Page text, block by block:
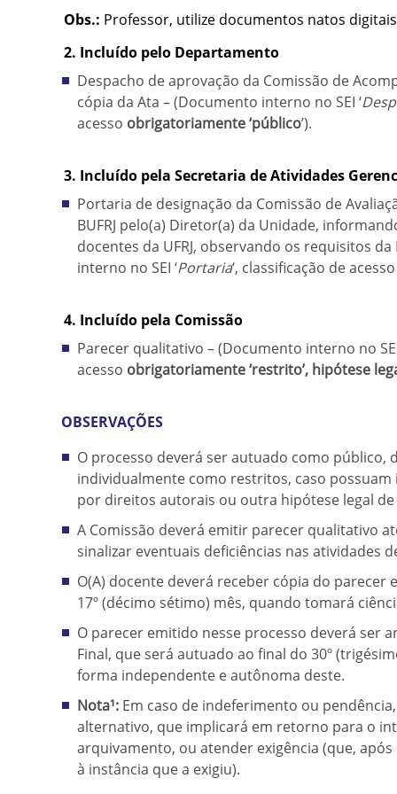
Obs.: Professor, utilize documentos natos
2. Incluído pelo Departamento
Despacho de aprovação da Comissão de
cópia da Ata – (Documento interno no SEI ‘
acesso obrigatoriamente ‘público’).
3. Incluído pela Secretaria de Atividades
Portaria de designação da Comissão de
BUFRJ pelo(a) Diretor(a) da Unidade,
docentes da UFRJ, observando os requisitos
interno no SEI ‘Portaria‘, classificação de
4. Incluído pela Comissão
Parecer qualitativo – (Documento interno no SEI
acesso obrigatoriamente ‘restrito’, hipótese
OBSERVAÇÕES
O processo deverá ser autuado como público,
individualmente como restritos, caso
por direitos autorais ou outra hipótese legal
A Comissão deverá emitir parecer qualitativo
sinalizar eventuais deficiências nas atividades
O(A) docente deverá receber cópia do
17º (décimo sétimo) mês, quando tomará
O parecer emitido nesse processo deverá ser
Final, que será autuado ao final do 30º
forma independente e autônoma deste.
Nota¹: Em caso de indeferimento ou
alternativo, que implicará em retorno para o
arquivamento, ou atender exigência (que,
à instância que a exigiu).